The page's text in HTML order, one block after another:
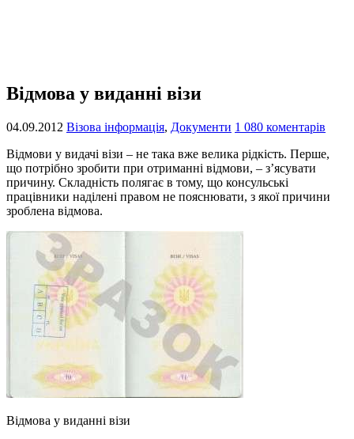
Відмова у виданні візи
04.09.2012 Візова інформація, Документи 1 080 коментарів
Відмови у видачі візи – не така вже велика рідкість. Перше,
що потрібно зробити при отриманні відмови, – з’ясувати
причину. Складність полягає в тому, що консульські
працівники наділені правом не пояснювати, з якої причини
зроблена відмова.
Відмова у виданні візи